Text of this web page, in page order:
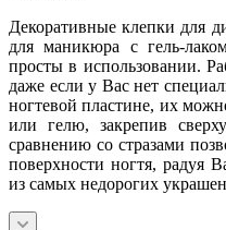
Декоративные клепки для
для маникюра с гель-
просты в использовании.
даже если у Вас нет
ногтевой пластине, их
или гелю, закрепив
сравнению со стразами
поверхности ногтя, радуя
из самых недорогих